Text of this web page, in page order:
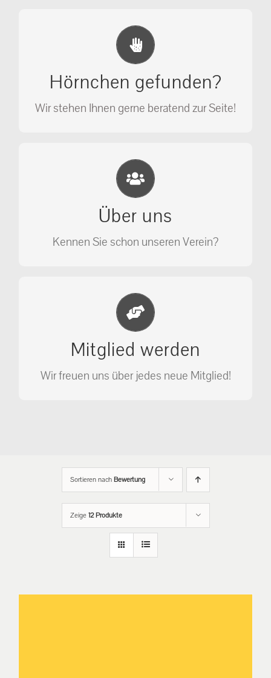
Hörnchen gefunden?
Wir stehen Ihnen gerne beratend zur Seite!
Erste Hilfe Maßnahmen
Ihr Anruf kann Leben retten!
Über uns
Kennen Sie schon unseren Verein?
Eichhörnchen Schutz e.V.
Wir sehen nicht weg, wir retten!
Mitglied werden
Wir freuen uns über jedes neue Mitglied!
Jetzt Mitglied werden
Unterstützen Sie unseren Verein als
Mitglied.
MITGLIED WERDEN
Sortieren nach Bewertung
Zeige 12 Produkte